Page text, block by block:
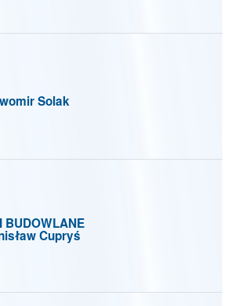
Pokaż/Ukryj wszystkie
Solak
BUDOWLANE
Cupryś